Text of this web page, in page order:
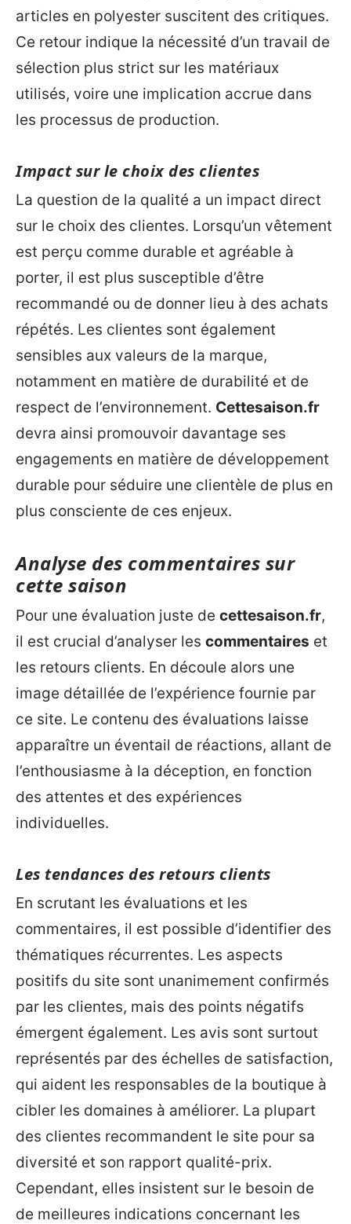
articles en polyester suscitent des critiques.
Ce retour indique la nécessité d’un travail de
sélection plus strict sur les matériaux
utilisés, voire une implication accrue dans
les processus de production.
Impact sur le choix des clientes
La question de la qualité a un impact direct
sur le choix des clientes. Lorsqu’un vêtement
est perçu comme durable et agréable à
porter, il est plus susceptible d’être
recommandé ou de donner lieu à des achats
répétés. Les clientes sont également
sensibles aux valeurs de la marque,
notamment en matière de durabilité et de
respect de l’environnement. Cettesaison.fr
devra ainsi promouvoir davantage ses
engagements en matière de développement
durable pour séduire une clientèle de plus en
plus consciente de ces enjeux.
Analyse des commentaires sur
cette saison
Pour une évaluation juste de cettesaison.fr,
il est crucial d’analyser les commentaires et
les retours clients. En découle alors une
image détaillée de l’expérience fournie par
ce site. Le contenu des évaluations laisse
apparaître un éventail de réactions, allant de
l’enthousiasme à la déception, en fonction
des attentes et des expériences
individuelles.
Les tendances des retours clients
En scrutant les évaluations et les
commentaires, il est possible d’identifier des
thématiques récurrentes. Les aspects
positifs du site sont unanimement confirmés
par les clientes, mais des points négatifs
émergent également. Les avis sont surtout
représentés par des échelles de satisfaction,
qui aident les responsables de la boutique à
cibler les domaines à améliorer. La plupart
des clientes recommandent le site pour sa
diversité et son rapport qualité-prix.
Cependant, elles insistent sur le besoin de
de meilleures indications concernant les